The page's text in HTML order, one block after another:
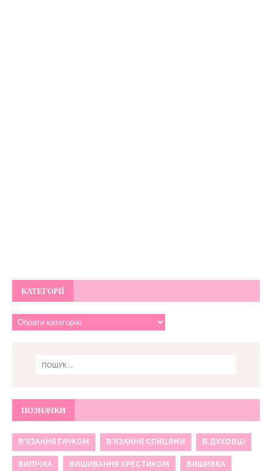
КАТЕГОРІЇ
ПОЗНАЧКИ
В'ЯЗАННЯ ГАЧКОМ В'ЯЗАННЯ СПИЦЯМИ В ДУХОВЦІ
ВИПІЧКА ВИШИВАННЯ ХРЕСТИКОМ ВИШИВКА